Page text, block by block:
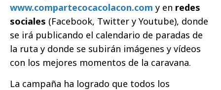
www.compartecocacolacon.com y en redes
sociales (Facebook, Twitter y Youtube), donde
se irá publicando el calendario de paradas de
la ruta y donde se subirán imágenes y vídeos
con los mejores momentos de la caravana.
La campaña ha logrado que todos los